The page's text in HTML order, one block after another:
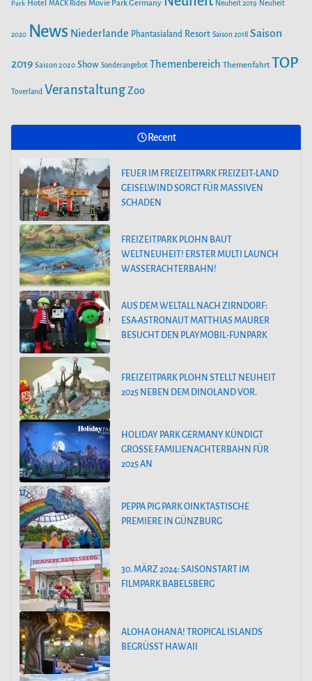
PEPPA PIG PARK OINKTASTISCHE
30. MÄRZ 2024: SAISONSTART IM
BEGRÜSST HAWAII
Park Hotel MACK Rides Movie Park Germany Neuheit 2019 Neuheit
2020 News Niederlande Phantasialand Resort Saison 2018 Saison
2019 Saison 2020 Show Sonderangebot Themenbereich Themenfahrt TOP
Toverland VeranstaltungZoo
Recent
FEUER IM FREIZEITPARK FREIZEIT-LAND
GEISELWIND SORGT FÜR MASSIVEN
SCHADEN
FREIZEITPARK PLOHN BAUT
WELTNEUHEIT! ERSTER MULTI LAUNCH
WASSERACHTERBAHN!
AUS DEM WELTALL NACH ZIRNDORF:
ESA-ASTRONAUT MATTHIAS MAURER
BESUCHT DEN PLAYMOBIL-FUNPARK
FREIZEITPARK PLOHN STELLT NEUHEIT
2025 NEBEN DEM DINOLAND VOR.
HOLIDAY PARK GERMANY KÜNDIGT
GROSSE FAMILIENACHTERBAHN FÜR 2
025 AN
PEPPA PIG PARK OINKTASTISCHE
PREMIERE IN GÜNZBURG
30. MÄRZ 2024: SAISONSTART IM
FILMPARK BABELSBERG
ALOHA OHANA! TROPICAL ISLANDS
BEGRÜSST HAWAII